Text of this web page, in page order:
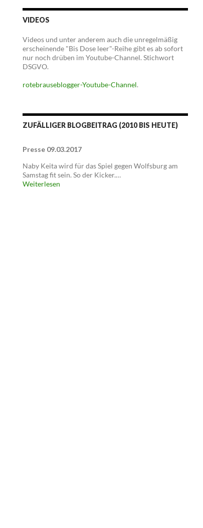
VIDEOS
Videos und unter anderem auch die unregelmäßig
erscheinende "Bis Dose leer"-Reihe gibt es ab sofort
nur noch drüben im Youtube-Channel. Stichwort
DSGVO.
rotebrauseblogger-Youtube-Channel.
ZUFÄLLIGER BLOGBEITRAG (2010 BIS HEUTE)
Presse 09.03.2017
Naby Keita wird für das Spiel gegen Wolfsburg am
Samstag fit sein. So der Kicker.…
Weiterlesen